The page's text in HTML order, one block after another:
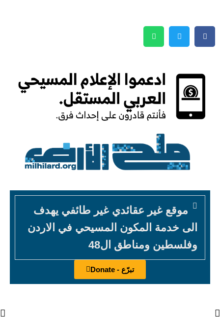
موقع غير عقائدي غير طائفي يهدف
الى خدمة المكون المسيحي في الاردن
وفلسطين ومناطق ال48
تبرّع - Donate